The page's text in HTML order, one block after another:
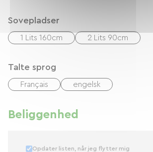
Sovepladser
1 Lits 160cm 2 Lits 90cm
Talte sprog
Français engelsk
Beliggenhed
Opdater listen, når jeg flytter mig